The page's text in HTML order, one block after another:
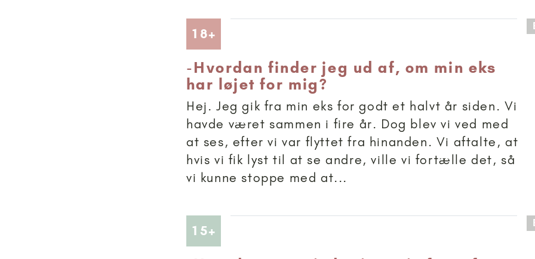
18+
-Hvordan finder jeg ud af, om min eks
har løjet for mig?
Hej. Jeg gik fra min eks for godt et halvt år siden. Vi
havde været sammen i fire år. Dog blev vi ved med
at ses, efter vi var flyttet fra hinanden. Vi aftalte, at
hvis vi fik lyst til at se andre, ville vi fortælle det, så
vi kunne stoppe med at...
15+